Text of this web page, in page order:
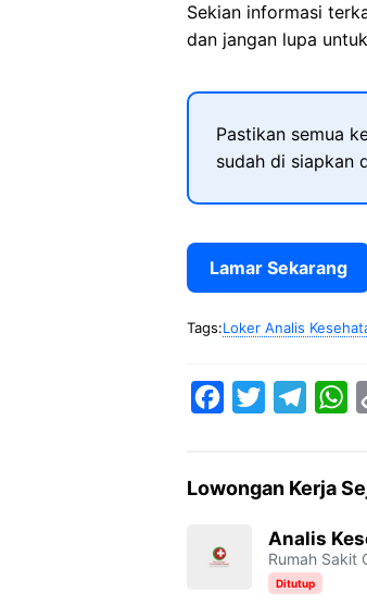
Sekian informasi
dan jangan lupa
Pastikan semua
sudah di siapkan
Lamar Sekarang
Tags:Loker Analis
e
o
t
e
r
e
g
r
a
W
t
A
Lowongan Kerja
Analis
Rumah Sakit
Ditutup